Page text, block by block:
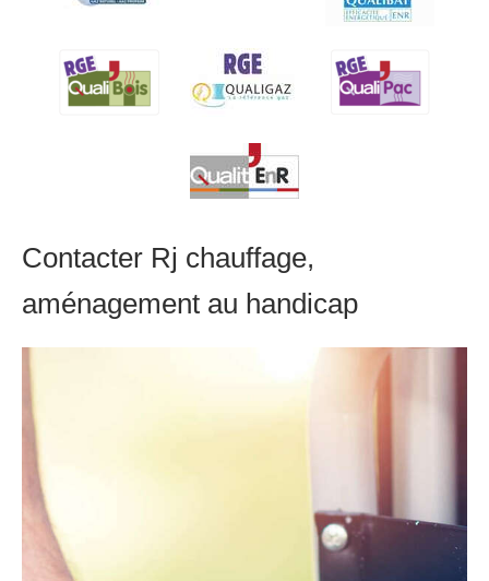
Contacter Rj chauffage,
aménagement au handicap